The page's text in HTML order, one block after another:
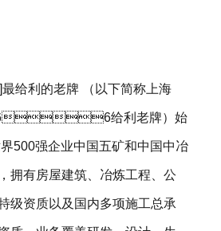
利的老牌 （以下简称上海
给利老牌）始
500强企业中国五矿和中国中冶
拥有房屋建筑、冶炼工程、公
级资质以及国内多项施工总承